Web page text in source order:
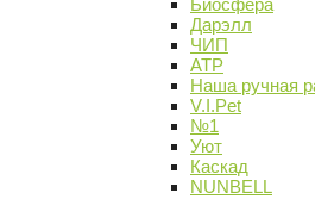
Биосфера
Дарэлл
ЧИП
АТР
Наша ручная
V.I.Pet
№1
Уют
Каскад
NUNBELL